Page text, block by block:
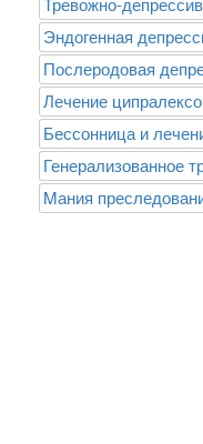
Эндогенная
Послеродовая
Лечение
Бессонница и
Генерализованное
Mания